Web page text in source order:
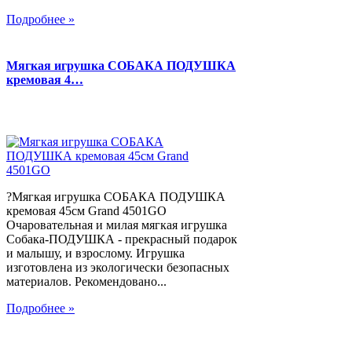
Подробнее »
Мягкая игрушка СОБАКА ПОДУШКА
кремовая 4…
?Мягкая игрушка СОБАКА ПОДУШКА
кремовая 45см Grand 4501GO
Очаровательная и милая мягкая игрушка
Собака-ПОДУШКА - прекрасный подарок
и малышу, и взрослому. Игрушка
изготовлена из экологически безопасных
материалов. Рекомендовано...
Подробнее »